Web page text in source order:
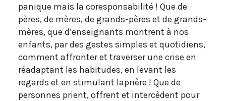
panique mais la coresponsabilité ! Que de
pères, de mères, de grands-pères et de grands-
mères, que d’enseignants montrent à nos
enfants, par des gestes simples et quotidiens,
comment affronter et traverser une crise en
réadaptant les habitudes, en levant les
regards et en stimulant laprière ! Que de
personnes prient, offrent et intercèdent pour